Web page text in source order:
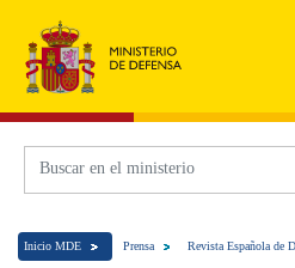
Inicio MDE Prensa Revista Española de